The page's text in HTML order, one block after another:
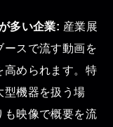
多い企業: 産業展
ースで流す動画を
高められます。特
型機器を扱う場
も映像で概要を流